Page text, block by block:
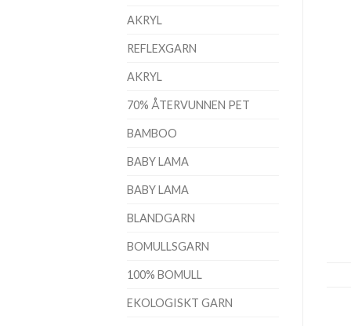
AKRYL
REFLEXGARN
AKRYL
70% ÅTERVUNNEN PET
BAMBOO
BABY LAMA
BABY LAMA
BLANDGARN
BOMULLSGARN
100% BOMULL
EKOLOGISKT GARN